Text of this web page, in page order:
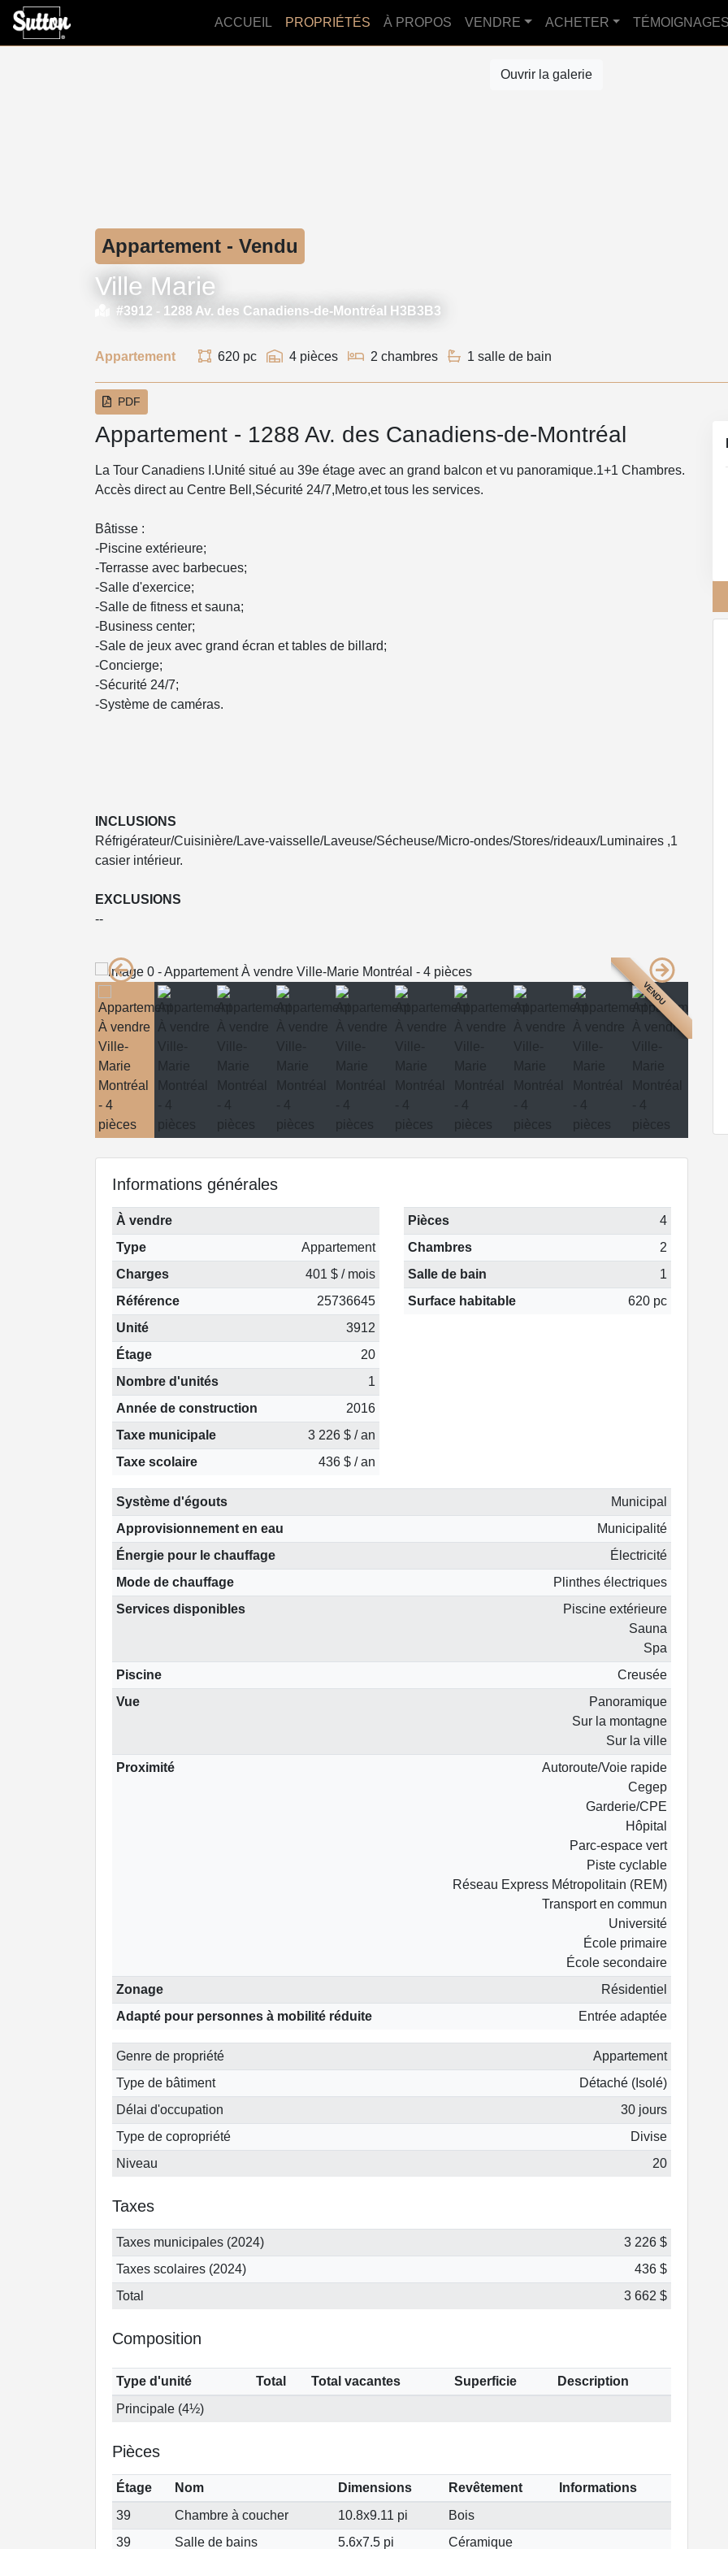
ACCUEIL PROPRIÉTÉS À PROPOS VENDRE ACHETER TÉMOIGNAGES
Ouvrir la galerie
Appartement - Vendu
Ville Marie
#3912 - 1288 Av. des Canadiens-de-Montréal H3B3B3
Appartement 620 pc 4 pièces 2 chambres 1 salle de bain
PDF
Appartement - 1288 Av. des Canadiens-de-Montréal
La Tour Canadiens I.Unité situé au 39e étage avec an grand balcon et vu panoramique.1+1 Chambres.
Accès direct au Centre Bell,Sécurité 24/7,Metro,et tous les services.
Bâtisse :
-Piscine extérieure;
-Terrasse avec barbecues;
-Salle d'exercice;
-Salle de fitness et sauna;
-Business center;
-Sale de jeux avec grand écran et tables de billard;
-Concierge;
-Sécurité 24/7;
-Système de caméras.
INCLUSIONS
Réfrigérateur/Cuisinière/Lave-vaisselle/Laveuse/Sécheuse/Micro-ondes/Stores/rideaux/Luminaires ,1
casier intérieur.
EXCLUSIONS
--
VENDU
Informations générales
À vendre
Type
Appartement
Charges
401 $ / mois
Référence
25736645
Unité
3912
Étage
20
Nombre d'unités
1
Année de construction
2016
Taxe municipale
3 226 $ / an
Taxe scolaire
436 $ / an
Pièces
4
Chambres
2
Salle de bain
1
Surface habitable
620 pc
Système d'égouts
Municipal
Approvisionnement en eau
Municipalité
Énergie pour le chauffage
Électricité
Mode de chauffage
Plinthes électriques
Services disponibles
Piscine extérieure
Sauna
Spa
Piscine
Creusée
Vue
Panoramique
Sur la montagne
Sur la ville
Proximité
Autoroute/Voie rapide
Cegep
Garderie/CPE
Hôpital
Parc-espace vert
Piste cyclable
Réseau Express Métropolitain (REM)
Transport en commun
Université
École primaire
École secondaire
Zonage
Résidentiel
Adapté pour personnes à mobilité réduite
Entrée adaptée
Genre de propriété
Appartement
Type de bâtiment
Détaché (Isolé)
Délai d'occupation
30 jours
Type de copropriété
Divise
Niveau
20
Taxes
Taxes municipales (2024)
3 226 $
Taxes scolaires (2024)
436 $
Total
3 662 $
Composition
Type d'unité Total Total vacantes Superficie
Description
Principale (4½)
Pièces
Étage Nom Dimensions Revêtement
Informations
39
Chambre à coucher 10.8x9.11 pi
Bois
39
Salle de bains 5.6x7.5 pi
Céramique